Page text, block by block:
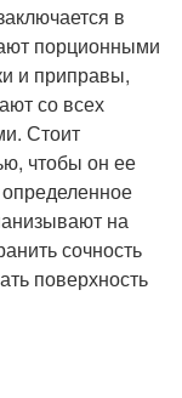
в
порционными
и приправы,
со всех
Стоит
чтобы он ее
на
сочность
поверхность